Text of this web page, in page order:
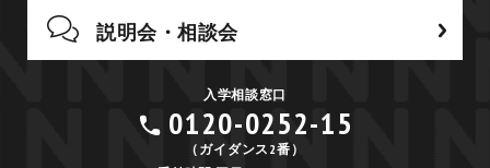
説明会・相談会
入学相談窓口
0120-0252-15
（ガイダンス2番）